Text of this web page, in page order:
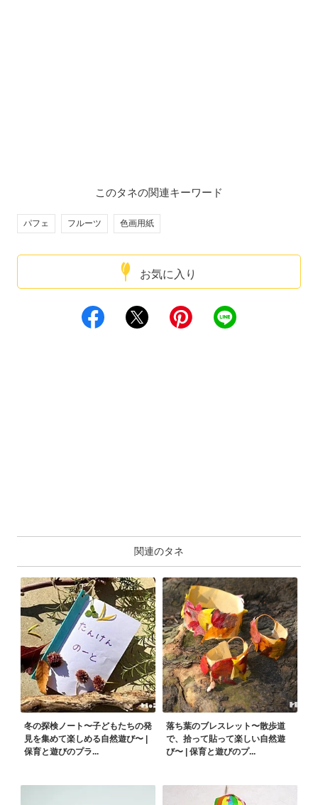
お気に入り
このタネの関連キーワード
パフェ フルーツ 色画用紙
関連のタネ
冬の探検ノート〜子どもたちの発
見を集めて楽しめる自然遊び〜 |
保育と遊びのプラ...
落ち葉のブレスレット〜散歩道
で、拾って貼って楽しい自然遊
び〜 | 保育と遊びのプ...